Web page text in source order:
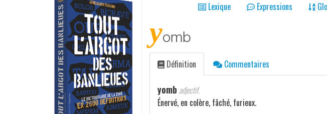
Lexique Expressions
yomb
Définition Commentaires
yomb adjectif.
Énervé, en colère, fâché, furieux.